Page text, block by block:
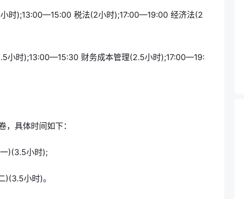
时);13:00—15:00 税法(2小时);17:00—19:00 经济法(2
小时);13:00—15:30 财务成本管理(2.5小时);17:00—19:
具体时间如下：
)(3.5小时);
小时)。